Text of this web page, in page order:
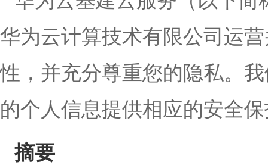
华为云计算技术有限公司运
性，并充分尊重您的隐私。
的个人信息提供相应的安全
摘要